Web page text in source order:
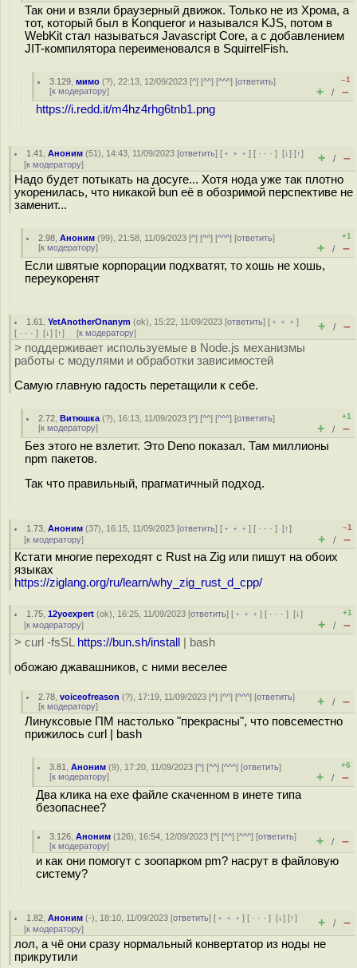
Так они и взяли браузерный движок. Только не из Хрома, а
тот, который был в Konqueror и назывался KJS, потом в
WebKit стал называться Javascript Core, а с добавлением
JIT-компилятора переименовался в SquirrelFish.
3.129 ,мимо (?), 22:13, 12/09/2023 [^] [^^] [^^^] [ответить]
[к модератору]
–1
+ / –
https://i.redd.it/m4hz4rhg6tnb1.png
1.41 ,Аноним (51), 14:43, 11/09/2023 [ответить] [ ﹢﹢﹢] [ · · ·][↓] [↑]
[к модератору] + / –
Надо будет потыкать на досуге... Хотя нода уже так плотно
укоренилась, что никакой bun её в обозримой перспективе не
заменит...
2.98 ,Аноним (99), 21:58, 11/09/2023 [^] [^^] [^^^] [ответить]
[к модератору]
+1
+ / –
Если швятые корпорации подхватят, то хошь не хошь,
переукоренят
1.61 ,YetAnotherOnanym (ok), 15:22, 11/09/2023 [ответить] [ ﹢﹢﹢]
[ · · · ] [↓] [↑] [к модератору] + / –
> поддерживает используемые в Node.js механизмы
работы с модулями и обработки зависимостей
Самую главную гадость перетащили к себе.
2.72 ,Витюшка (?), 16:13, 11/09/2023 [^] [^^] [^^^] [ответить]
[к модератору]
+1
+ / –
Без этого не взлетит. Это Deno показал. Там миллионы
npm пакетов.
Так что правильный, прагматичный подход.
1.73 ,Аноним (37), 16:15, 11/09/2023 [ответить] [ ﹢﹢﹢] [ · · ·][↑]
[к модератору]
–1
+ / –
Кстати многие переходят с Rust на Zig или пишут на обоих
языках
https://ziglang.org/ru/learn/why_zig_rust_d_cpp/
1.75 ,12yoexpert (ok), 16:25, 11/09/2023 [ответить] [ ﹢﹢﹢] [ · · ·][↓]
[к модератору]
+1
+ / –
> curl -fsSL https://bun.sh/install
| bash
обожаю джавашников, с ними веселее
2.78 ,voiceofreason (?), 17:19, 11/09/2023 [^] [^^] [^^^] [ответить]
[к модератору] + / –
Линуксовые ПМ настолько "прекрасны", что повсеместно
прижилось curl | bash
3.81 ,Аноним (9), 17:20, 11/09/2023 [^] [^^] [^^^] [ответить]
[к модератору]
+6
+ / –
Два клика на ехе файле скаченном в инете типа
безопаснее?
3.126 ,Аноним (126), 16:54, 12/09/2023 [^] [^^] [^^^] [ответить]
[к модератору] + / –
и как они помогут с зоопарком pm? насрут в файловую
систему?
1.82 ,Аноним (-), 18:10, 11/09/2023 [ответить] [ ﹢﹢﹢] [ · · ·][↓] [↑]
[к модератору] + / –
лол, а чё они сразу нормальный конвертатор из ноды не
прикрутили